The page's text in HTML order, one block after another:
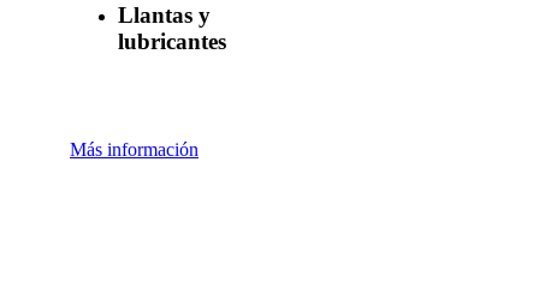
Llantas y
lubricantes
Más información